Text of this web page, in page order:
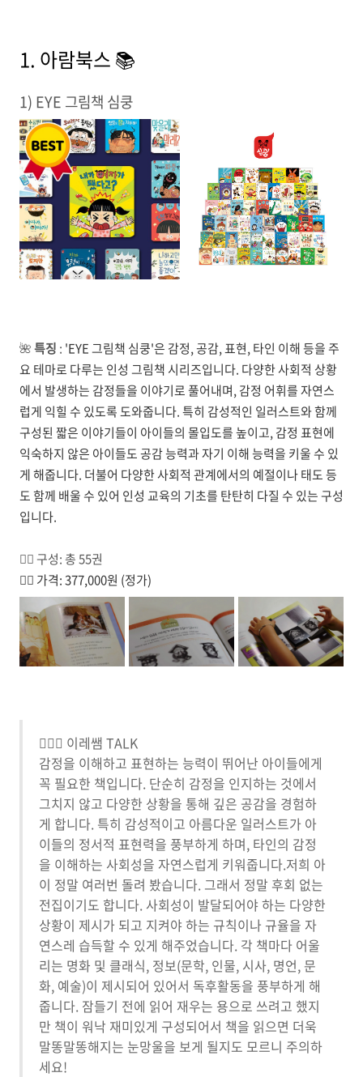
1. 아람북스 📚
1) EYE 그림책 심쿵
🌺특징 : 'EYE 그림책 심쿵'은 감정, 공감, 표현, 타인 이해 등을 주
요 테마로 다루는 인성 그림책 시리즈입니다. 다양한 사회적 상황
에서 발생하는 감정들을 이야기로 풀어내며, 감정 어휘를 자연스
럽게 익힐 수 있도록 도와줍니다. 특히 감성적인 일러스트와 함께
구성된 짧은 이야기들이 아이들의 몰입도를 높이고, 감정 표현에
익숙하지 않은 아이들도 공감 능력과 자기 이해 능력을 키울 수 있
게 해줍니다. 더불어 다양한 사회적 관계에서의 예절이나 태도 등
도 함께 배울 수 있어 인성 교육의 기초를 탄탄히 다질 수 있는 구성
입니다.
☝🏼 구성: 총 55권
✌🏼 가격: 377,000원 (정가)
🙋🏻‍♀️ 이레쌤 TALK
감정을 이해하고 표현하는 능력이 뛰어난 아이들에게
꼭 필요한 책입니다. 단순히 감정을 인지하는 것에서
그치지 않고 다양한 상황을 통해 깊은 공감을 경험하
게 합니다. 특히 감성적이고 아름다운 일러스트가 아
이들의 정서적 표현력을 풍부하게 하며, 타인의 감정
을 이해하는 사회성을 자연스럽게 키워줍니다.저희 아
이 정말 여러번 돌려 봤습니다. 그래서 정말 후회 없는
전집이기도 합니다. 사회성이 발달되어야 하는 다양한
상황이 제시가 되고 지켜야 하는 규칙이나 규율을 자
연스레 습득할 수 있게 해주었습니다. 각 책마다 어울
리는 명화 및 클래식, 정보(문학, 인물, 시사, 명언, 문
화, 예술)이 제시되어 있어서 독후활동을 풍부하게 해
줍니다. 잠들기 전에 읽어 재우는 용으로 쓰려고 했지
만 책이 워낙 재미있게 구성되어서 책을 읽으면 더욱
말똥말똥해지는 눈망울을 보게 될지도 모르니 주의하
세요!